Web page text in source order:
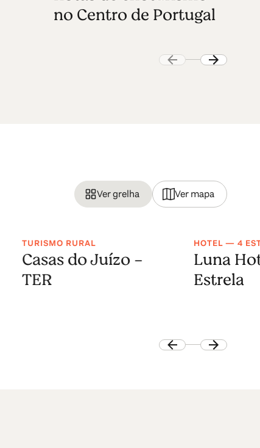
no Centro de Portugal
Ver grelha Ver mapa
TURISMO RURAL
Casas do Juízo -
TER
HOTEL — 4
Luna
Estrela